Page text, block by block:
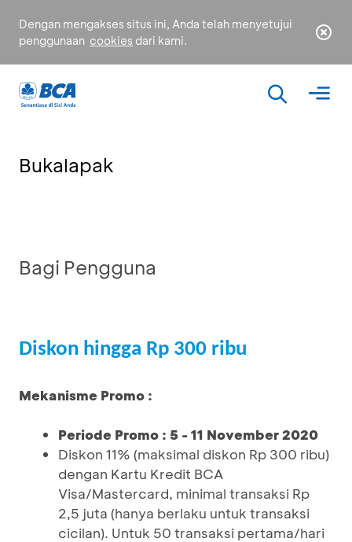
Dengan mengakses situs ini, Anda telah menyetujui
penggunaan cookies dari kami.
Bukalapak
Bagi Pengguna
Diskon hingga Rp 300 ribu
Mekanisme Promo :
Periode Promo : 5 - 11 November 2020
Diskon 11% (maksimal diskon Rp 300 ribu)
dengan Kartu Kredit BCA
Visa/Mastercard, minimal transaksi Rp
2,5 juta (hanya berlaku untuk transaksi
cicilan). Untuk 50 transaksi pertama/hari